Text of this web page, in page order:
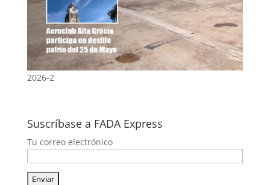
2026-2
Suscríbase a FADA Express
Tu correo electrónico